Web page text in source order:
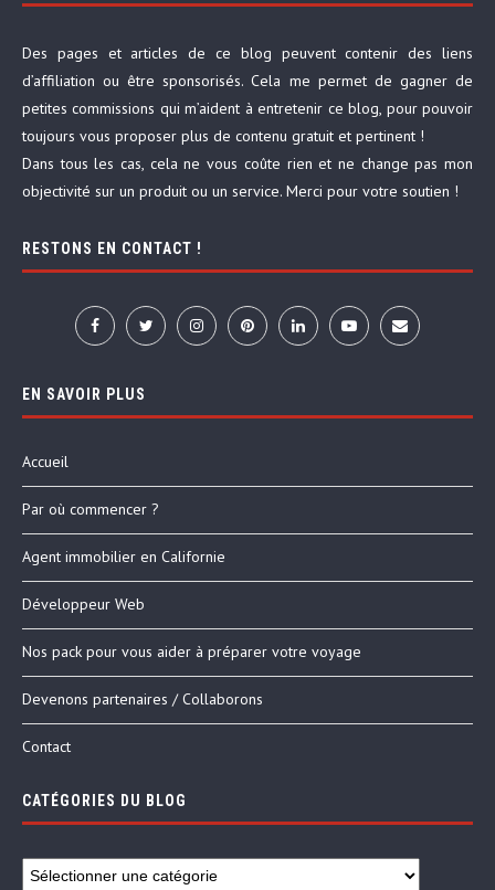
Des pages et articles de ce blog peuvent contenir des liens
d’affiliation ou être sponsorisés. Cela me permet de gagner de
petites commissions qui m’aident à entretenir ce blog, pour pouvoir
toujours vous proposer plus de contenu gratuit et pertinent !
Dans tous les cas, cela ne vous coûte rien et ne change pas mon
objectivité sur un produit ou un service. Merci pour votre soutien !
RESTONS EN CONTACT !
EN SAVOIR PLUS
Accueil
Par où commencer ?
Agent immobilier en Californie
Développeur Web
Nos pack pour vous aider à préparer votre voyage
Devenons partenaires / Collaborons
Contact
CATÉGORIES DU BLOG